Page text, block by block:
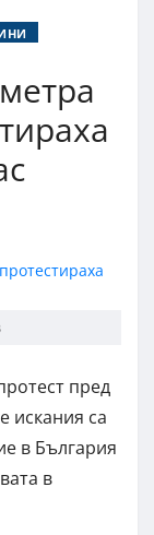
пред
искания са
в България
в